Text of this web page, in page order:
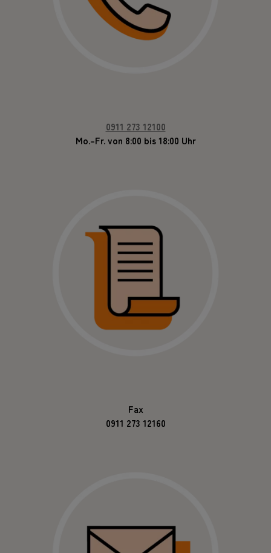
0911 273 12100
Mo.–Fr. von 8:00 bis 18:00 Uhr
Fax
0911 273 12160